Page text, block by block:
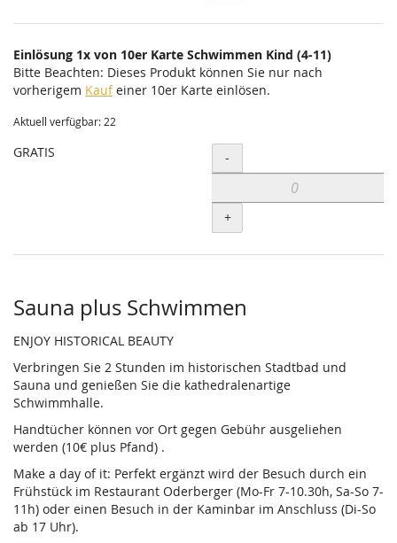
Einlösung 1x von 10er Karte Schwimmen Kind (4-11)
Bitte Beachten: Dieses Produkt können Sie nur nach
vorherigem Kaufeiner 10er Karte einlösen.
Aktuell verfügbar: 22
GRATIS Menge
-
+
Sauna plus Schwimmen
ENJOY HISTORICAL BEAUTY
Verbringen Sie 2 Stunden im historischen Stadtbad und
Sauna und genießen Sie die kathedralenartige
Schwimmhalle.
Handtücher können vor Ort gegen Gebühr ausgeliehen
werden (10€ plus Pfand) .
Make a day of it: Perfekt ergänzt wird der Besuch durch ein
Frühstück im Restaurant Oderberger (Mo-Fr 7-10.30h, Sa-So 7-
11h) oder einen Besuch in der Kaminbar im Anschluss (Di-So
ab 17 Uhr).